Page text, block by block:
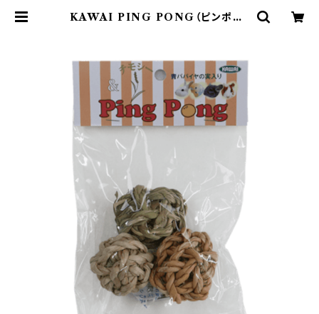
KAWAI PING PONG（ピンポン）